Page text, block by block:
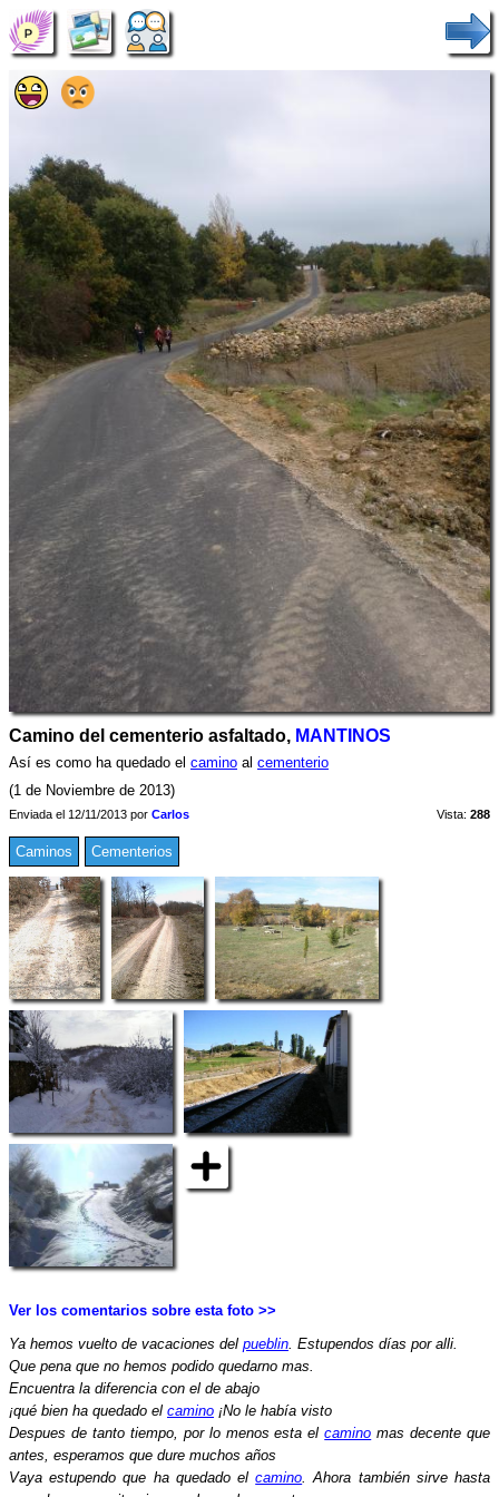
Camino del cementerio asfaltado, MANTINOS
Así es como ha quedado el camino al cementerio
(1 de Noviembre de 2013)
Enviada el 12/11/2013 por Carlos Vista: 288
Caminos Cementerios
Ver los comentarios sobre esta foto >>
Ya hemos vuelto de vacaciones del pueblin. Estupendos días por alli.
Que pena que no hemos podido quedarno mas.
Encuentra la diferencia con el de abajo
¡qué bien ha quedado el camino ¡No le había visto
Despues de tanto tiempo, por lo menos esta elcamino mas decente que
antes, esperamos que dure muchos años
Vaya estupendo que ha quedado elcamino. Ahora también sirve hasta